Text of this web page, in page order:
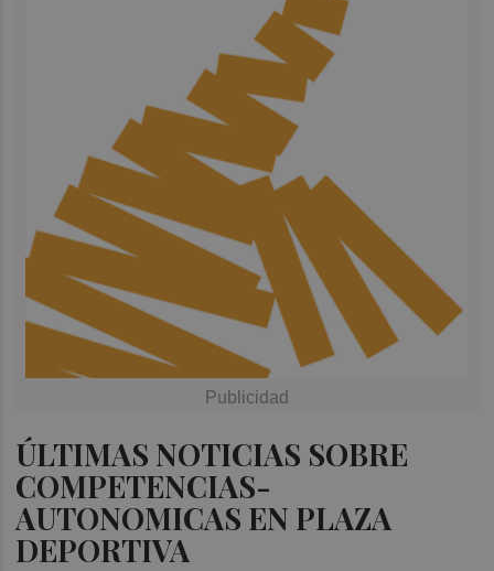
ÚLTIMAS NOTICIAS SOBRE
COMPETENCIAS-
AUTONOMICAS EN PLAZA
DEPORTIVA